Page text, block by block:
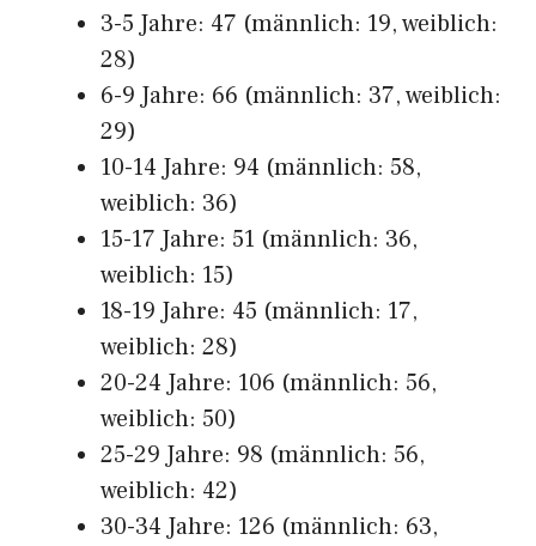
3-5 Jahre: 47 (männlich: 19, weiblich:
28)
6-9 Jahre: 66 (männlich: 37, weiblich:
29)
10-14 Jahre: 94 (männlich: 58,
weiblich: 36)
15-17 Jahre: 51 (männlich: 36,
weiblich: 15)
18-19 Jahre: 45 (männlich: 17,
weiblich: 28)
20-24 Jahre: 106 (männlich: 56,
weiblich: 50)
25-29 Jahre: 98 (männlich: 56,
weiblich: 42)
30-34 Jahre: 126 (männlich: 63,